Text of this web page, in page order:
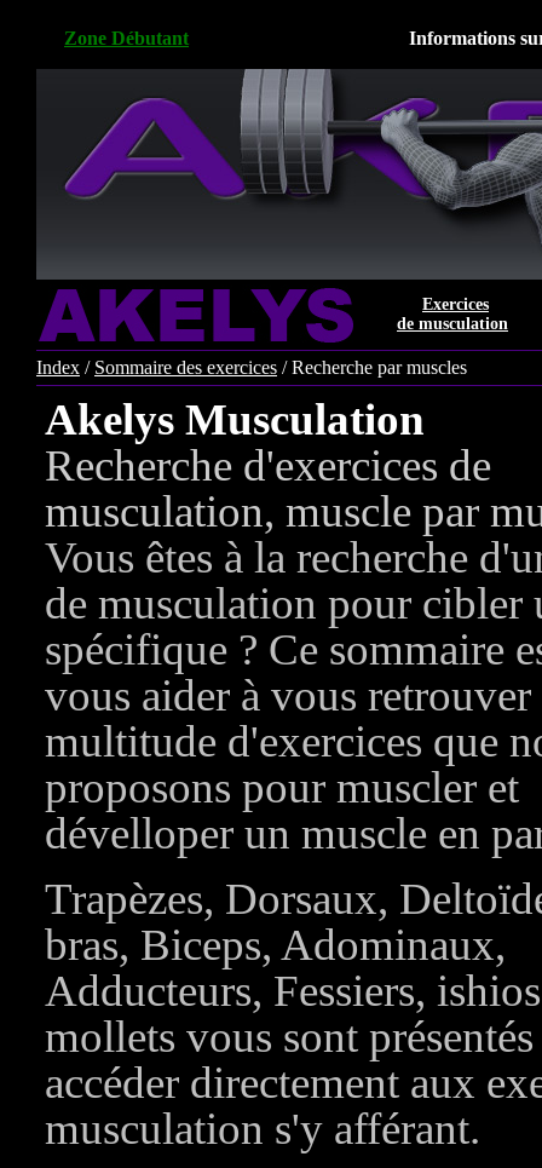
Zone Débutant Informations
Exercices
de musculation
Index / Sommaire des exercices / Recherche par muscles
Akelys Musculation
Recherche d'exercices de
musculation, muscle par
Vous êtes à la recherche
de musculation pour cibler
spécifique ? Ce sommaire
vous aider à vous retrouver
multitude d'exercices que
proposons pour muscler et
dévelloper un muscle en
Trapèzes, Dorsaux,
bras, Biceps, Adominaux,
Adducteurs, Fessiers,
mollets vous sont
accéder directement aux
musculation s'y afférant.